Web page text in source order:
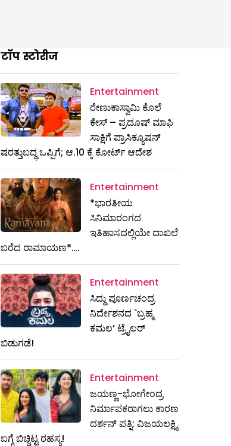
टॉप स्टोरीज
Entertainment
ರೇಣುಕಾಸ್ವಾಮಿ ಕೊಲೆ
ಕೇಸ್‌ – ಪ್ರದೂಷ್‌ ಮಾಫಿ
ಸಾಕ್ಷಿಗೆ ಪ್ರಾಸಿಕ್ಯೂಷನ್
ಷರತ್ತುಬದ್ಧ ಒಪ್ಪಿಗೆ; ಆ.10 ಕ್ಕೆ ಕೋರ್ಟ್ ಆದೇಶ
Entertainment
*ಭಾರತೀಯ
ಸಿನಿಮಾರಂಗದ
ಇತಿಹಾಸದಲ್ಲಿಯೇ ದಾಖಲೆ
ಬರೆದ ರಾಮಾಯಣ*….
Entertainment
ಸಿದ್ದು ಪೂರ್ಣಚಂದ್ರ
ನಿರ್ದೇಶನದ `ಬ್ರಹ್ಮ
ಕಮಲ’ ಟ್ರೈಲರ್
ಬಿಡುಗಡೆ!
Entertainment
ಜಯಣ್ಣ-ಭೋಗೇಂದ್ರ
ನಿರ್ಮಾಪಕರಾಗಲು ಕಾರಣ
ದರ್ಶನ್ ಪತ್ನಿ: ವಿಜಯಲಕ್ಷ್ಮಿ
ಬಗ್ಗೆ ಬಿಚ್ಚಿಟ್ಟ ರಹಸ್ಯ!